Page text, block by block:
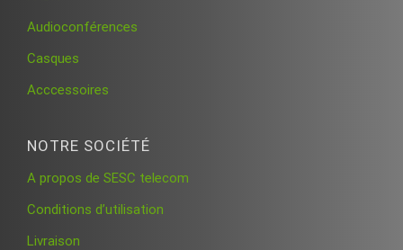
Audioconférences
Casques
Acccessoires
NOTRE SOCIÉTÉ
A propos de SESC telecom
Conditions d’utilisation
Livraison